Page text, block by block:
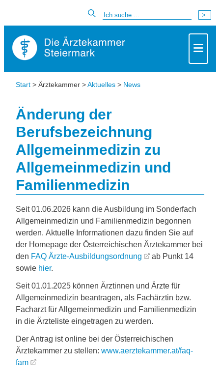
Start > Ärztekammer >Aktuelles > News
Änderung der
Berufsbezeichnung
Allgemeinmedizin zu
Allgemeinmedizin und
Familienmedizin
Seit 01.06.2026 kann die Ausbildung im Sonderfach
Allgemeinmedizin und Familienmedizin begonnen
werden. Aktuelle Informationen dazu finden Sie auf
der Homepage der Österreichischen Ärztekammer bei
den FAQ Ärzte-Ausbildungsordnung
ab Punkt 14
sowie hier.
Seit 01.01.2025 können Ärztinnen und Ärzte für
Allgemeinmedizin beantragen, als Fachärztin bzw.
Facharzt für Allgemeinmedizin und Familienmedizin
in die Ärzteliste eingetragen zu werden.
Der Antrag ist online bei der Österreichischen
Ärztekammer zu stellen: www.aerztekammer.at/faq-
fam